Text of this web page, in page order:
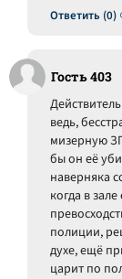
Ответить (0)
Гость 403
ведь,
мизерную
бы он её
наверняка
когда в
полиции,
духе, ещё
царит по